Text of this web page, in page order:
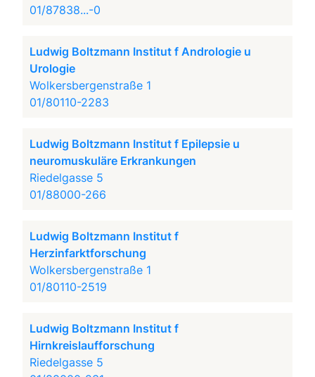
01/87838...-0
Ludwig Boltzmann Institut f Andrologie u
Urologie
Wolkersbergenstraße 1
01/80110-2283
Ludwig Boltzmann Institut f Epilepsie u
neuromuskuläre Erkrankungen
Riedelgasse 5
01/88000-266
Ludwig Boltzmann Institut f
Herzinfarktforschung
Wolkersbergenstraße 1
01/80110-2519
Ludwig Boltzmann Institut f
Hirnkreislaufforschung
Riedelgasse 5